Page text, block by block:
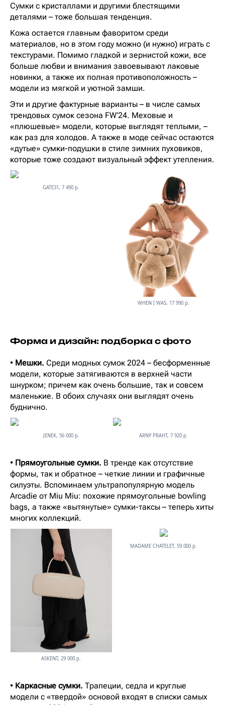
Сумки с кристаллами и другими блестящими
деталями – тоже большая тенденция.
Кожа остается главным фаворитом среди
материалов, но в этом году можно (и нужно) играть с
текстурами. Помимо гладкой и зернистой кожи, все
больше любви и внимания завоевывают лаковые
новинки, а также их полная противоположность –
модели из мягкой и уютной замши.
Эти и другие фактурные варианты – в числе самых
трендовых сумок сезона FW’24. Меховые и
«плюшевые» модели, которые выглядят теплыми, –
как раз для холодов. А также в моде сейчас остаются
«дутые» сумки-подушки в стиле зимних пуховиков,
которые тоже создают визуальный эффект утепления.
GATE31, 7 490 р.
WHEN I WAS, 17 990 р.
Форма и дизайн: подборка с фото
• Мешки. Среди модных сумок 2024 – бесформенные
модели, которые затягиваются в верхней части
шнурком; причем как очень большие, так и совсем
маленькие. В обоих случаях они выглядят очень
буднично.
JENEK, 56 000 р. ARNY PRAHT, 7 920 р.
• Прямоугольные сумки. В тренде как отсутствие
формы, так и обратное – четкие линии и графичные
силуэты. Вспоминаем ультрапопулярную модель
Arcadie от Miu Miu: похожие прямоугольные bowling
bags, а также «вытянутые» сумки-таксы – теперь хиты
многих коллекций.
ASKENT, 29 000 р.
MADAME CHATELET, 59 000 р.
• Каркасные сумки. Трапеции, седла и круглые
модели с «твердой» основой входят в списки самых